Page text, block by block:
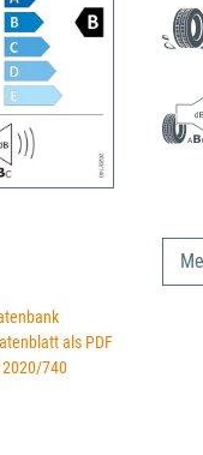
als PDF
2020/740